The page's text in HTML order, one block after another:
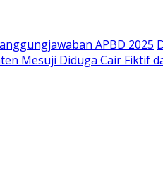
APBD 2025
Mesuji Diduga Cair Fiktif